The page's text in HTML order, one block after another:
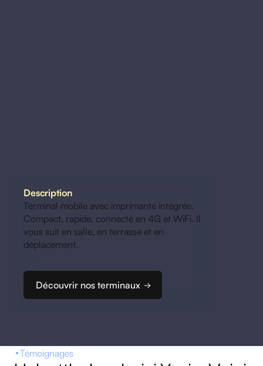
Description
Terminal mobile avec imprimante intégrée.
Compact, rapide, connecté en 4G et WiFi. Il
vous suit en salle, en terrasse et en
déplacement.
Découvrir nos terminaux
Témoignages